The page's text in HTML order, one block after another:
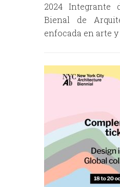
2024 Integrante
Bienal de
enfocada en arte